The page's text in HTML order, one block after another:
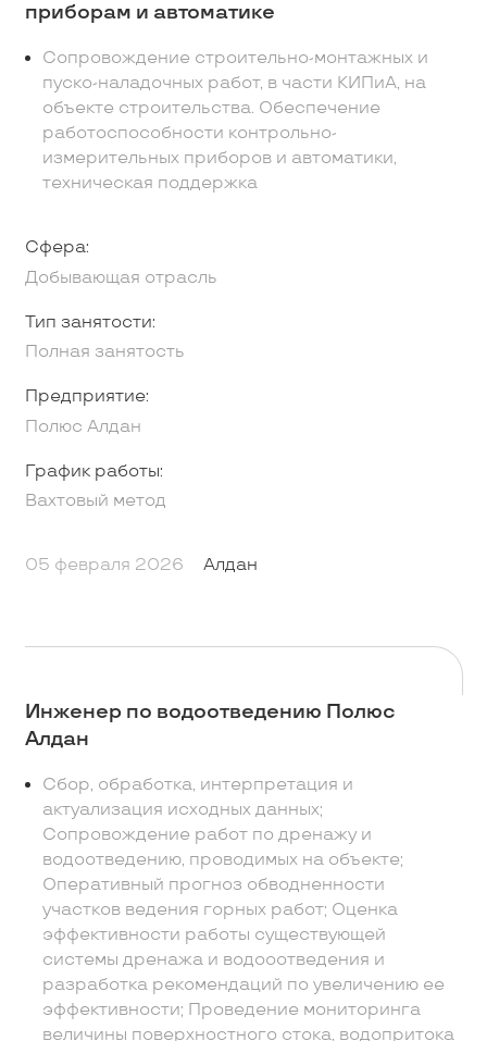
приборам и автоматике
Сопровождение строительно-монтажных и
пуско-наладочных работ, в части КИПиА, на
объекте строительства. Обеспечение
работоспособности контрольно-
измерительных приборов и автоматики,
техническая поддержка
Сфера:
Добывающая отрасль
Тип занятости:
Полная занятость
Предприятие:
Полюс Алдан
График работы:
Вахтовый метод
05 февраля 2026 Алдан
Инженер по водоотведению Полюс
Алдан
Сбор, обработка, интерпретация и
актуализация исходных данных;
Сопровождение работ по дренажу и
водоотведению, проводимых на объекте;
Оперативный прогноз обводненности
участков ведения горных работ; Оценка
эффективности работы существующей
системы дренажа и водооотведения и
разработка рекомендаций по увеличению ее
эффективности; Проведение мониторинга
величины поверхностного стока, водопритока